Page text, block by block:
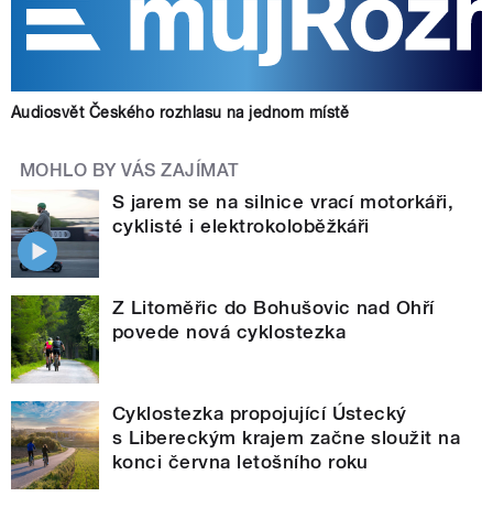
Audiosvět Českého rozhlasu na jednom místě
MOHLO BY VÁS ZAJÍMAT
S jarem se na silnice vrací motorkáři,
cyklisté i elektrokoloběžkáři
Z Litoměřic do Bohušovic nad Ohří
povede nová cyklostezka
Cyklostezka propojující Ústecký
s Libereckým krajem začne sloužit na
konci června letošního roku